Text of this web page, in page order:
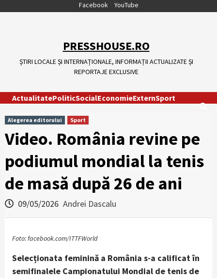
Facebook YouTube
PRESSHOUSE.RO
ȘTIRI LOCALE ȘI INTERNAȚIONALE, INFORMAȚII ACTUALIZATE ȘI
REPORTAJE EXCLUSIVE
ActualitatePoliticSocialEconomieExternSport
Alegerea editorului Sport
Video. România revine pe
podiumul mondial la tenis
de masă după 26 de ani
09/05/2026 Andrei Dascalu
Foto: facebook.com/ITTFWorld
Selecționata feminină a România s-a calificat în
semifinalele Campionatului Mondial de tenis de